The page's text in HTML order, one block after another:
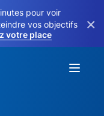
pour voir
vos objectifs
votre place
×